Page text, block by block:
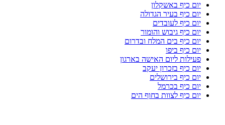
יום כיף באשקלון
יום כיף בעיר הגדולה
יום כיף לעובדים
יום כיף גיבוש והומור
יום כיף בים המלח ובדרום
יום כיף ביפו
פעילות ליום האישה בארגון
יום כיף בזכרון יעקב
יום כיף בירושלים
יום כיף בכרמל
יום כיף לצוות בחוף הים